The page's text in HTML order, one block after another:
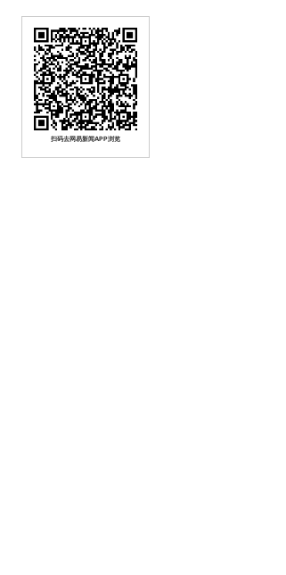
扫码去网易新闻APP浏览